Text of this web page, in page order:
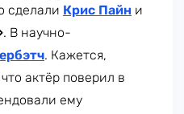
сделали Крис Пайн и
. В научно-
. Кажется,
актёр поверил в
ему